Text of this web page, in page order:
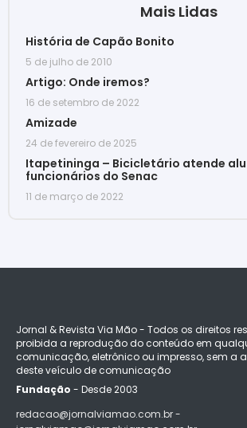
Mais Lidas
História de Capão Bonito
5 de julho de 2010
Artigo: Onde iremos?
16 de setembro de 2022
Amizade
24 de fevereiro de 2025
Itapetininga – Bicicletário atende
funcionários do Senac
11 de março de 2022
Jornal & Revista Via Mão - Todos os direitos
proibida a reprodução do conteúdo em
comunicação, eletrônico ou impresso, sem a
deste veículo de comunicação
Fundação - Desde 2003
redacao@jornalviamao.com.br -